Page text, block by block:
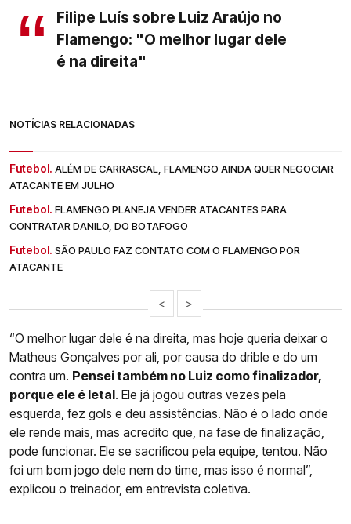
Filipe Luís sobre Luiz Araújo no
Flamengo: "O melhor lugar dele
é na direita"
NOTÍCIAS RELACIONADAS
Futebol. ALÉM DE CARRASCAL, FLAMENGO AINDA QUER NEGOCIAR
ATACANTE EM JULHO
Futebol. FLAMENGO PLANEJA VENDER ATACANTES PARA
CONTRATAR DANILO, DO BOTAFOGO
Futebol. SÃO PAULO FAZ CONTATO COM O FLAMENGO POR
ATACANTE
< >
“O melhor lugar dele é na direita, mas hoje queria deixar o
Matheus Gonçalves por ali, por causa do drible e do um
contra um. Pensei também no Luiz como finalizador,
porque ele é letal. Ele já jogou outras vezes pela
esquerda, fez gols e deu assistências. Não é o lado onde
ele rende mais, mas acredito que, na fase de finalização,
pode funcionar. Ele se sacrificou pela equipe, tentou. Não
foi um bom jogo dele nem do time, mas isso é normal”,
explicou o treinador, em entrevista coletiva.